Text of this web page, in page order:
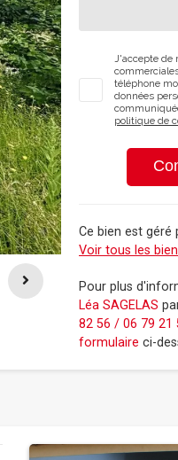
J'accepte de
téléphone
données
politique de
Ce bien est géré
Voir tous les
Pour plus
Léa SAGELAS
82 56 / 06 79 21
formulaire ci-